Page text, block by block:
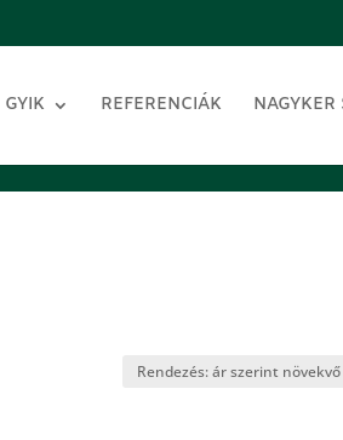
GYIK REFERENCIÁK NAGYKER